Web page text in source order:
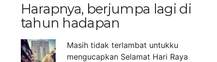
Harapnya, berjumpa lagi di
tahun hadapan
Masih tidak terlambat untukku
mengucapkan Selamat Hari Raya